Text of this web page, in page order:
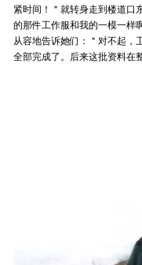
紧时间！＂就转身走到楼道口
的那件工作服和我的一模一样
从容地告诉她们：＂对不起，
全部完成了。后来这批资料在